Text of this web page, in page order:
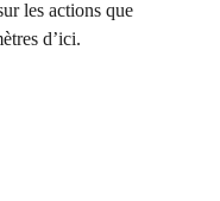
les actions que
d’ici.